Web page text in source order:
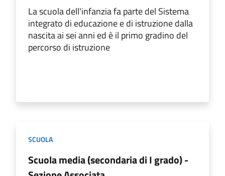
La scuola dell'infanzia fa parte del Sistema
integrato di educazione e di istruzione dalla
nascita ai sei anni ed è il primo gradino del
percorso di istruzione
SCUOLA
Scuola media (secondaria di I grado) -